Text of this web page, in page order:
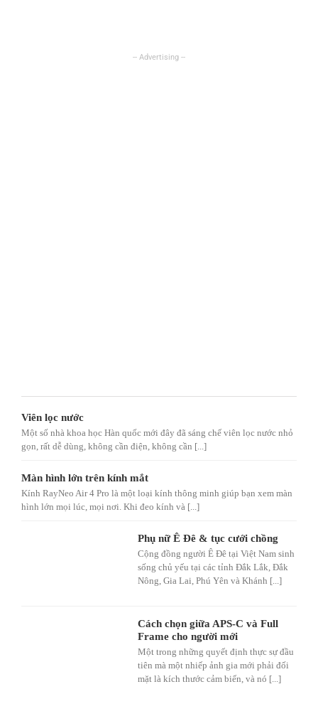
Viên lọc nước
Một số nhà khoa học Hàn quốc mới đây đã sáng chế viên lọc nước nhỏ
gọn, rất dễ dùng, không cần điện, không cần [...]
Màn hình lớn trên kính mắt
Kính RayNeo Air 4 Pro là một loại kính thông minh giúp bạn xem màn
hình lớn mọi lúc, mọi nơi. Khi đeo kính và [...]
Phụ nữ Ê Đê & tục cưới chồng
Cộng đồng người Ê Đê tại Việt Nam sinh
sống chủ yếu tại các tỉnh Đắk Lắk, Đắk
Nông, Gia Lai, Phú Yên và Khánh [...]
Cách chọn giữa APS-C và Full
Frame cho người mới
Một trong những quyết định thực sự đầu
tiên mà một nhiếp ảnh gia mới phải đối
mặt là kích thước cảm biến, và nó [...]